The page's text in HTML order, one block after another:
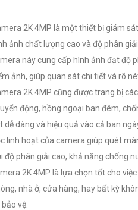
2K 4MP là một thiết bị giám
ảnh chất lượng cao và độ phân
này cung cấp hình ảnh đạt độ
ảnh, giúp quan sát chi tiết và rõ
2K 4MP cũng được trang bị
động, hồng ngoại ban đêm,
dễ dàng và hiệu quả vào cả ban
linh hoạt của camera giúp quét
độ phân giải cao, khả năng chống
2K 4MP là lựa chọn tốt cho
nhà ở, cửa hàng, hay bất kỳ
vệ.